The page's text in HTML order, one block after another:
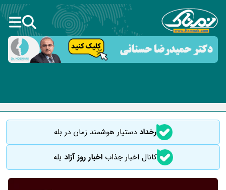
رخداددستیار هوشمند زمان در بله
کانال اخبار جذاباخبار روز آزاد بله